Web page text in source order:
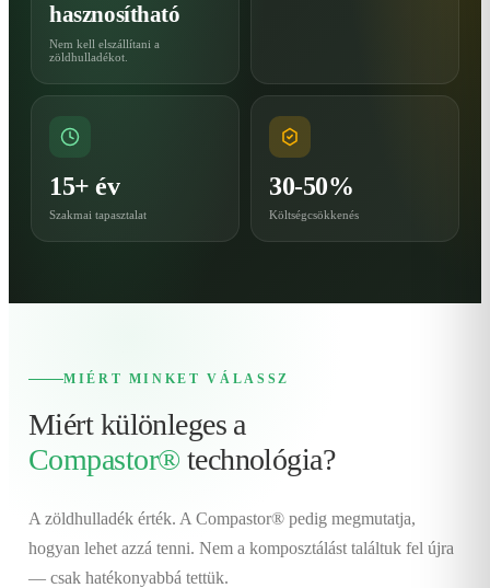
hasznosítható
Nem kell elszállítani a
zöldhulladékot.
15+ év
Szakmai tapasztalat
30-50%
Költségcsökkenés
MIÉRT MINKET VÁLASSZ
Miért különleges a
Compastor® technológia?
A zöldhulladék érték. A Compastor® pedig megmutatja,
hogyan lehet azzá tenni. Nem a komposztálást találtuk fel újra
— csak hatékonyabbá tettük.